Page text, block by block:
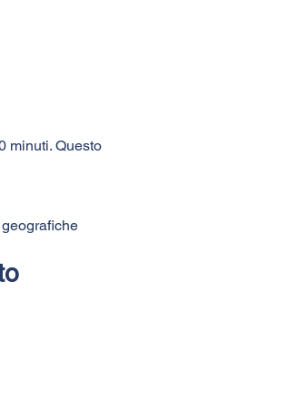
minuti. Questo